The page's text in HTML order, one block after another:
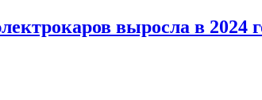
выросла в 2024